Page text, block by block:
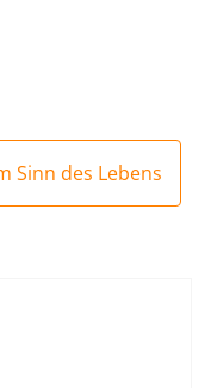
Sinn des Lebens